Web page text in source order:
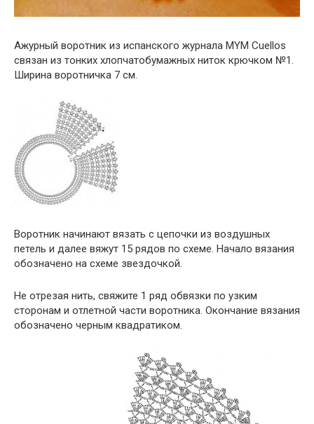
Ажурный воротник из испанского журнала MYM Cuellos
связан из тонких хлопчатобумажных ниток крючком №1.
Ширина воротничка 7 см.
Воротник начинают вязать с цепочки из воздушных
петель и далее вяжут 15 рядов по схеме. Начало вязания
обозначено на схеме звездочкой.
Не отрезая нить, свяжите 1 ряд обвязки по узким
сторонам и отлетной части воротника. Окончание вязания
обозначено черным квадратиком.